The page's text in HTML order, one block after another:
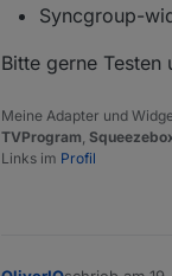
Syncgroup-
Bitte gerne
Meine Adapter und
TVProgram
Links im Profil